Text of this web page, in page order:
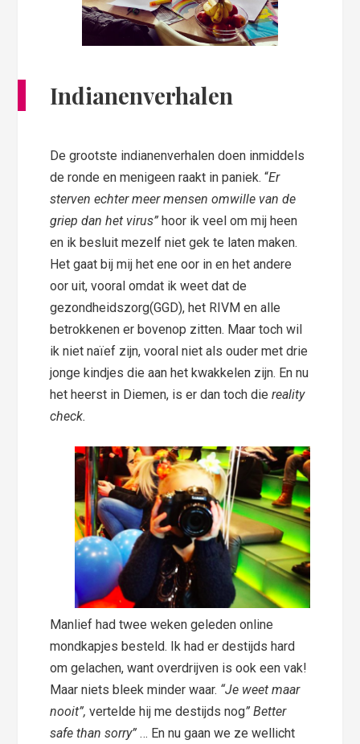
Indianenverhalen
De grootste indianenverhalen doen inmiddels
de ronde en menigeen raakt in paniek. “Er
sterven echter meer mensen omwille van de
griep dan het virus” hoor ik veel om mij heen
en ik besluit mezelf niet gek te laten maken.
Het gaat bij mij het ene oor in en het andere
oor uit, vooral omdat ik weet dat de
gezondheidszorg(GGD), het RIVM en alle
betrokkenen er bovenop zitten. Maar toch wil
ik niet naïef zijn, vooral niet als ouder met drie
jonge kindjes die aan het kwakkelen zijn. En nu
het heerst in Diemen, is er dan toch diereality
check.
Manlief had twee weken geleden online
mondkapjes besteld. Ik had er destijds hard
om gelachen, want overdrijven is ook een vak!
Maar niets bleek minder waar. “Je weet maar
nooit”, vertelde hij me destijds nog” Better
safe than sorry”… En nu gaan we ze wellicht